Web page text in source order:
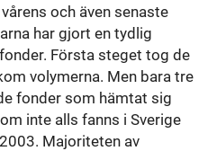
och även senaste
har gjort en tydlig
Första steget tog de
volymerna. Men bara tre
fonder som hämtat sig
inte alls fanns i Sverige
Majoriteten av